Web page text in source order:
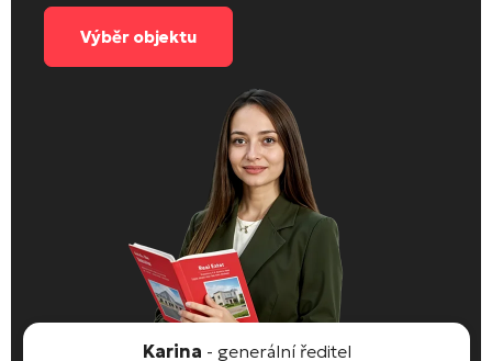
Výběr objektu
Karina - generální ředitel